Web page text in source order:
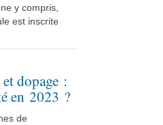
y compris,
est inscrite
dopage :
en 2023 ?
de